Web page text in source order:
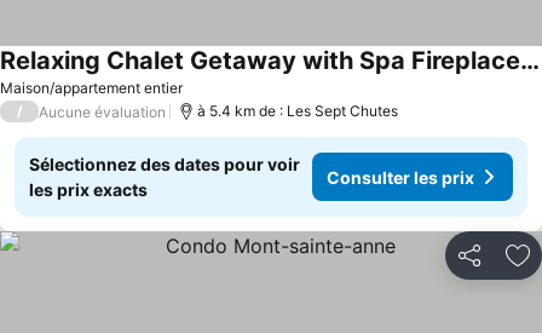
Maison/appartement entier
Relaxing Chalet Getaway with Spa Fireplace & BBQ
/ Aucune évaluation à 5.4 km de : Les Sept Chutes
Sélectionnez des dates pour voir
les prix exacts
Consulter les prix
Partager